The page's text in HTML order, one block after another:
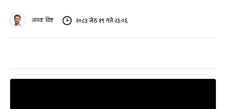
जनक विष्ट २०८३ जेठ १९ गते २३:०६